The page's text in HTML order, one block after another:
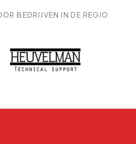
BEDRIJVEN IN DE REGIO